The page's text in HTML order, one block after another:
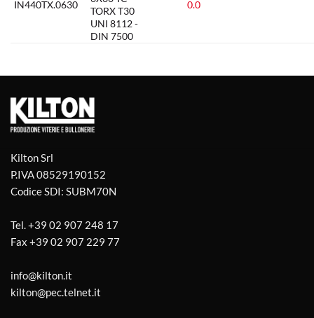
IN440TX.0630
TORX T30
UNI 8112 -
DIN 7500
0.0
Kilton Srl
P.IVA 08529190152
Codice SDI: SUBM70N
Tel. +39 02 907 248 17
Fax +39 02 907 229 77
info@kilton.it
kilton@pec.telnet.it